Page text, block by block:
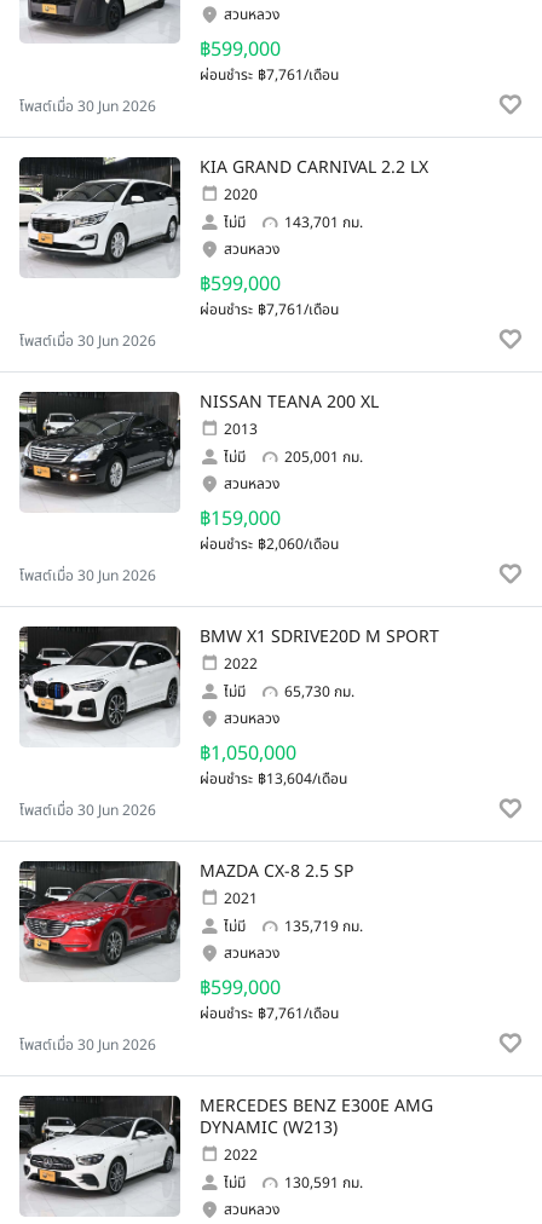
฿599,000
ผ่อนชำระ ฿7,761/เดือน
สวนหลวง
โพสต์เมื่อ 30 Jun 2026
KIA GRAND CARNIVAL 2.2 LX
2020
ไม่มี
143,701 กม.
฿599,000
ผ่อนชำระ ฿7,761/เดือน
สวนหลวง
โพสต์เมื่อ 30 Jun 2026
NISSAN TEANA 200 XL
2013
ไม่มี
205,001 กม.
฿159,000
ผ่อนชำระ ฿2,060/เดือน
สวนหลวง
โพสต์เมื่อ 30 Jun 2026
BMW X1 SDRIVE20D M SPORT
2022
ไม่มี
65,730 กม.
฿1,050,000
ผ่อนชำระ ฿13,604/เดือน
สวนหลวง
โพสต์เมื่อ 30 Jun 2026
MAZDA CX-8 2.5 SP
2021
ไม่มี
135,719 กม.
฿599,000
ผ่อนชำระ ฿7,761/เดือน
สวนหลวง
โพสต์เมื่อ 30 Jun 2026
MERCEDES BENZ E300E AMG
DYNAMIC (W213)
2022
ไม่มี
130,591 กม.
สวนหลวง